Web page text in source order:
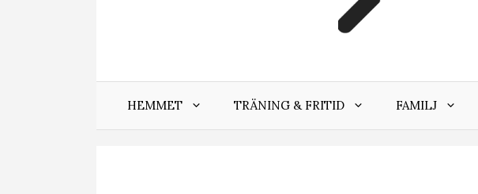
HEMMET TRÄNING & FRITID FAMILJ